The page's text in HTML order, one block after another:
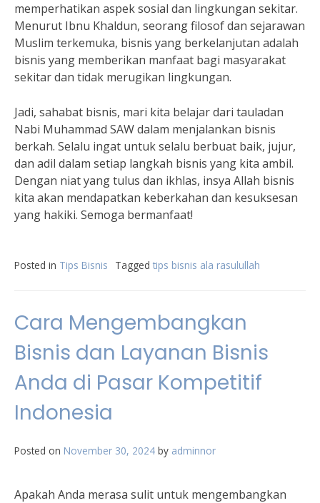
memperhatikan aspek sosial dan lingkungan sekitar.
Menurut Ibnu Khaldun, seorang filosof dan sejarawan
Muslim terkemuka, bisnis yang berkelanjutan adalah
bisnis yang memberikan manfaat bagi masyarakat
sekitar dan tidak merugikan lingkungan.
Jadi, sahabat bisnis, mari kita belajar dari tauladan
Nabi Muhammad SAW dalam menjalankan bisnis
berkah. Selalu ingat untuk selalu berbuat baik, jujur,
dan adil dalam setiap langkah bisnis yang kita ambil.
Dengan niat yang tulus dan ikhlas, insya Allah bisnis
kita akan mendapatkan keberkahan dan kesuksesan
yang hakiki. Semoga bermanfaat!
Posted in Tips Bisnis Tagged tips bisnis ala rasulullah
Cara Mengembangkan
Bisnis dan Layanan Bisnis
Anda di Pasar Kompetitif
Indonesia
Posted on November 30, 2024 by adminnor
Apakah Anda merasa sulit untuk mengembangkan